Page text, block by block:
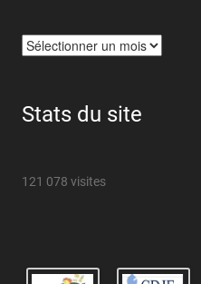
Archives
Stats du site
121 078 visites